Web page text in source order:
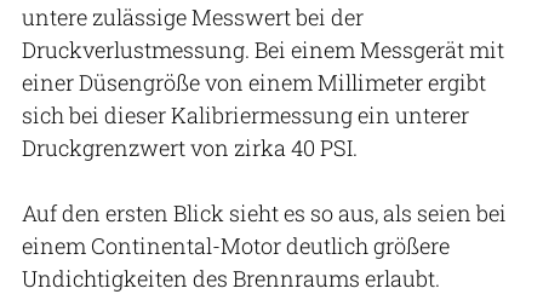
untere zulässige Messwert bei der
Druckverlustmessung. Bei einem Messgerät mit
einer Düsengröße von einem Millimeter ergibt
sich bei dieser Kalibriermessung ein unterer
Druckgrenzwert von zirka 40 PSI.
Auf den ersten Blick sieht es so aus, als seien bei
einem Continental-Motor deutlich größere
Undichtigkeiten des Brennraums erlaubt.